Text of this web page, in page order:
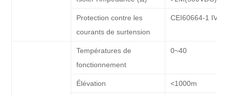
Protection contre les
courants de surtension
CEI60664-1 IV
Températures de
fonctionnement
0~40
Élévation <1000m